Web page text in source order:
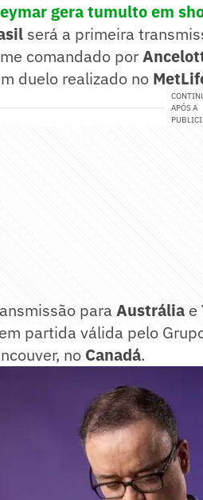
gera tumulto em
será a primeira
comandado por
duelo realizado no
APÓS A
paraAustrália e
partida válida pelo
no Canadá.